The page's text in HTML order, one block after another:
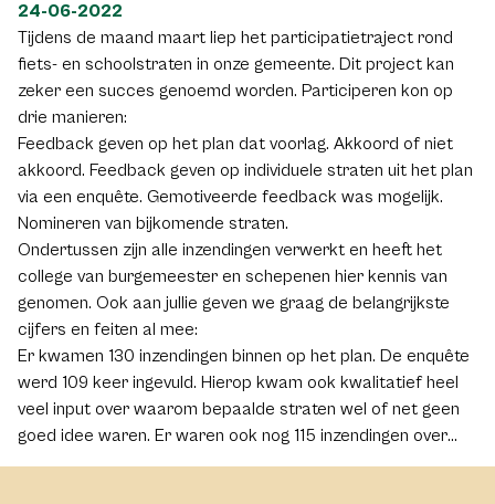
24-06-2022
Tijdens de maand maart liep het participatietraject rond
fiets- en schoolstraten in onze gemeente. Dit project kan
zeker een succes genoemd worden. Participeren kon op
drie manieren:
Feedback geven op het plan dat voorlag. Akkoord of niet
akkoord. Feedback geven op individuele straten uit het plan
via een enquête. Gemotiveerde feedback was mogelijk.
Nomineren van bijkomende straten.
Ondertussen zijn alle inzendingen verwerkt en heeft het
college van burgemeester en schepenen hier kennis van
genomen. Ook aan jullie geven we graag de belangrijkste
cijfers en feiten al mee:
Er kwamen 130 inzendingen binnen op het plan. De enquête
werd 109 keer ingevuld. Hierop kwam ook kwalitatief heel
veel input over waarom bepaalde straten wel of net geen
goed idee waren. Er waren ook nog 115 inzendingen over
bijkomende straten die ook genomineerd werden als fiets-